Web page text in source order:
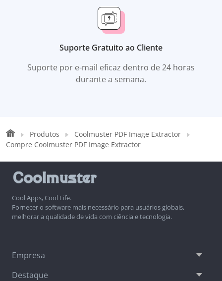
Suporte Gratuito ao Cliente
Suporte por e-mail eficaz dentro de 24 horas
durante a semana.
Produtos
Coolmuster PDF Image Extractor
Compre Coolmuster PDF Image Extractor
Cool Apps, Cool Life.
Fornecer o software mais necessário para usuários globais,
melhorar a qualidade de vida com ciência e tecnologia.
Empresa
Destaque